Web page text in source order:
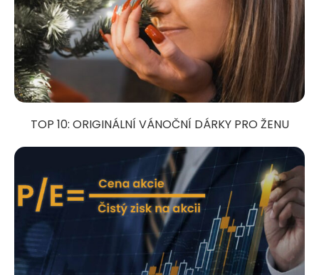
TOP 10: ORIGINÁLNÍ VÁNOČNÍ DÁRKY PRO ŽENU